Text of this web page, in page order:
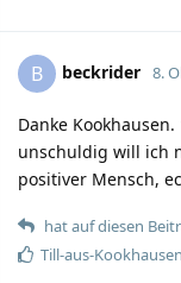
B beckrider 8.
Danke
unschuldig will ich
positiver Mensch,
hat auf diesen
Till-aus-Kookhausen